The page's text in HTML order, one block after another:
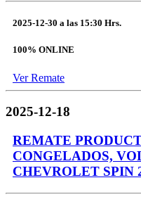
2025-12-30 a las 15:30 Hrs.
100% ONLINE
Ver Remate
2025-12-18
REMATE
CONGELADOS,
CHEVROLET SPIN